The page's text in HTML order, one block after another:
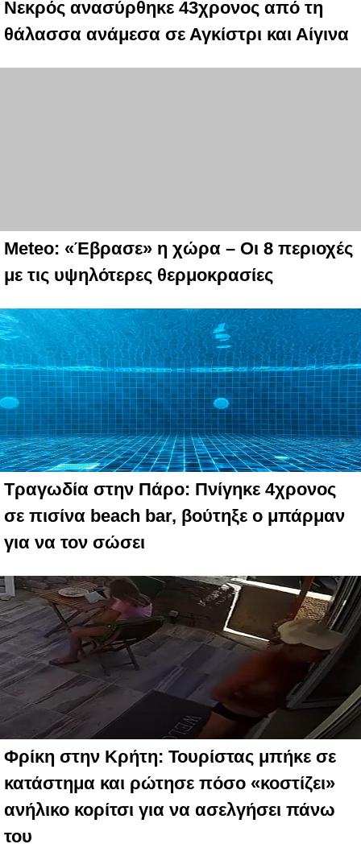
Νεκρός ανασύρθηκε 43χρονος από τη
θάλασσα ανάμεσα σε Αγκίστρι και Αίγινα
Meteo: «Έβρασε» η χώρα – Οι 8 περιοχές
με τις υψηλότερες θερμοκρασίες
Τραγωδία στην Πάρο: Πνίγηκε 4χρονος
σε πισίνα beach bar, βούτηξε ο μπάρμαν
για να τον σώσει
Φρίκη στην Κρήτη: Τουρίστας μπήκε σε
κατάστημα και ρώτησε πόσο «κοστίζει»
ανήλικο κορίτσι για να ασελγήσει πάνω
του